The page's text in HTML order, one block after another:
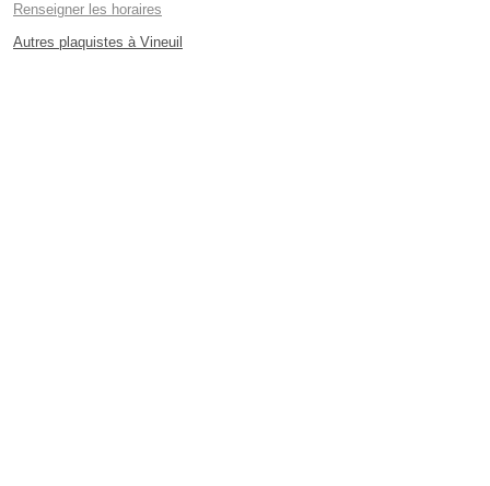
Renseigner les horaires
Autres plaquistes à Vineuil